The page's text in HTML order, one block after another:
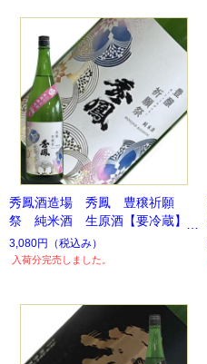
秀鳳酒造場 秀鳳 豊穣祈願
祭 純米酒 生原酒【要冷蔵】
3,080円 （税込み）
入荷分完売しました。